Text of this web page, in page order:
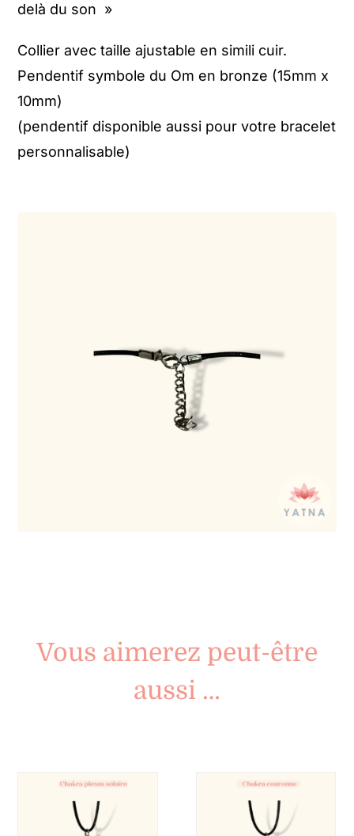
delà du son »
Collier avec taille ajustable en simili cuir.
Pendentif symbole du Om en bronze (15mm x
10mm)
(pendentif disponible aussi pour votre bracelet
personnalisable)
Vous aimerez peut-être
aussi …